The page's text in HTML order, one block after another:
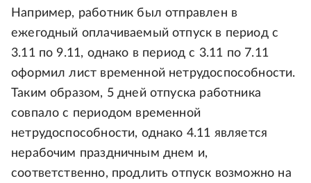
Например, работник был отправлен в
ежегодный оплачиваемый отпуск в период с
3.11 по 9.11, однако в период с 3.11 по 7.11
оформил лист временной нетрудоспособности.
Таким образом, 5 дней отпуска работника
совпало с периодом временной
нетрудоспособности, однако 4.11 является
нерабочим праздничным днем и,
соответственно, продлить отпуск возможно на